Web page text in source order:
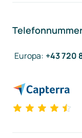
Europa: +43 720